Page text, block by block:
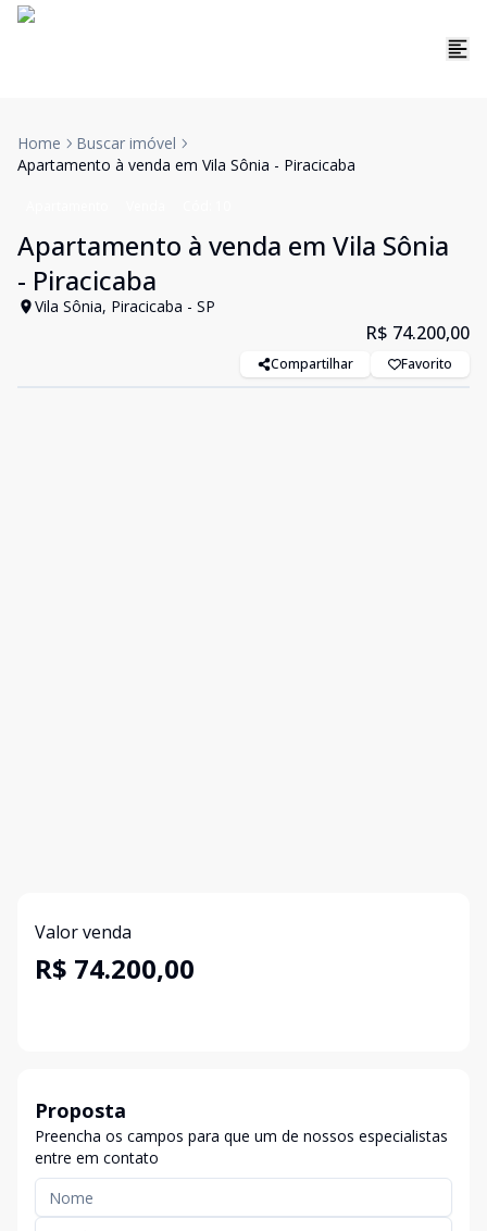
Home
Buscar imóvel
Apartamento à venda em Vila Sônia - Piracicaba
Apartamento à venda em Vila Sônia
- Piracicaba
Vila Sônia, Piracicaba - SP
R$ 74.200,00
Compartilhar Favorito
Valor venda
R$ 74.200,00
Proposta
Preencha os campos para que um de nossos especialistas
entre em contato